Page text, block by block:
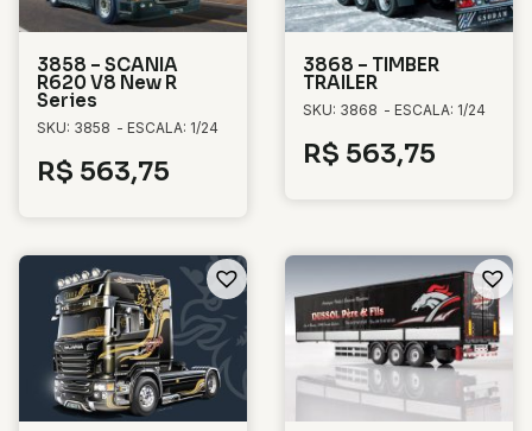
3858 – SCANIA
R620 V8 New R
Series
SKU: 3858 - ESCALA: 1/24
R$ 563,75
3868 – TIMBER
TRAILER
SKU: 3868 - ESCALA: 1/24
R$ 563,75